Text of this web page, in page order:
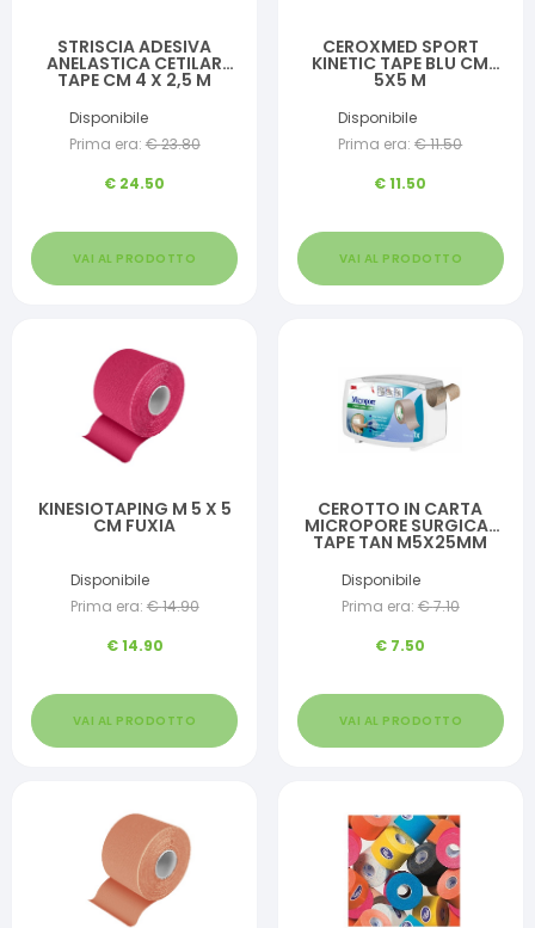
STRISCIA ADESIVA
ANELASTICA CETILAR
TAPE CM 4 X 2,5 M
Disponibile
Prima era: €23.80
€ 24.50
VAI AL PRODOTTO
CEROXMED SPORT
KINETIC TAPE BLU CM
5X5 M
Disponibile
Prima era: €11.50
€11.50
VAI AL PRODOTTO
KINESIOTAPING M 5 X 5
CM FUXIA
Disponibile
Prima era: €14.90
€14.90
VAI AL PRODOTTO
CEROTTO IN CARTA
MICROPORE SURGICAL
TAPE TAN M5X25MM
Disponibile
Prima era: €7.10
€ 7.50
VAI AL PRODOTTO